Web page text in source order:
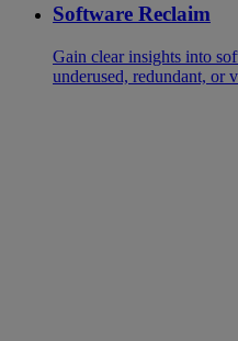
Software Reclaim
Gain clear insights into
underused, redundant, or